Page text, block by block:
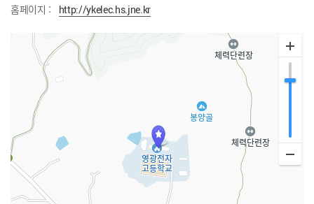
홈페이지 :
http://ykelec.hs.jne.kr